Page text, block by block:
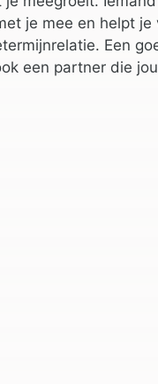
je mee en helpt je
Een
een partner die